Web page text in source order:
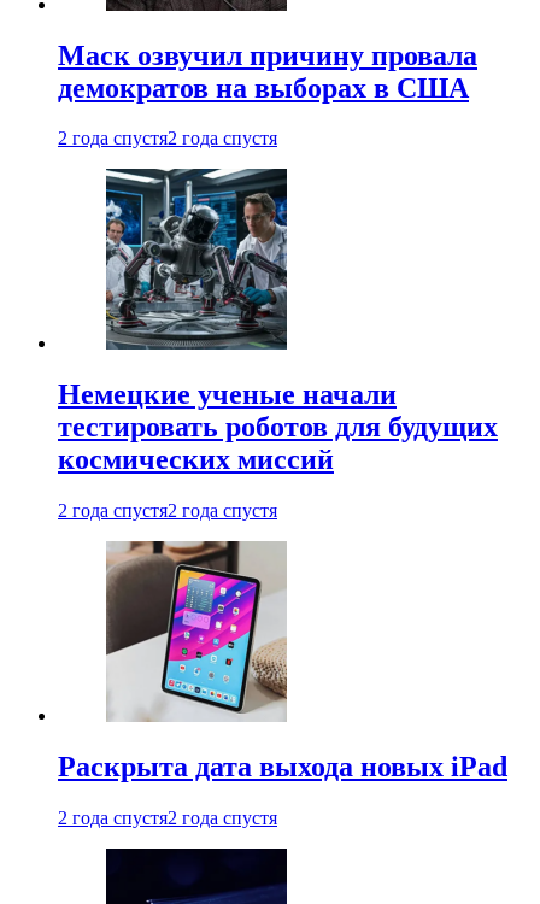
Маск озвучил причину провала
демократов на выборах в США
2 года спустя2 года спустя
Немецкие ученые начали
тестировать роботов для будущих
космических миссий
2 года спустя2 года спустя
Раскрыта дата выхода новых iPad
2 года спустя2 года спустя